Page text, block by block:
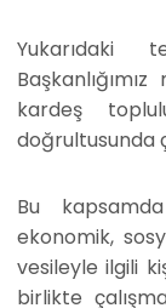
Yukarıdaki
kardeş
doğrultusunda
Bu
ekonomik,
vesileyle ilgili
birlikte